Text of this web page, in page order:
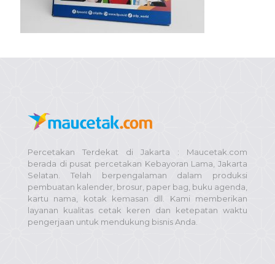
Percetakan Terdekat di Jakarta : Maucetak.com
berada di pusat percetakan Kebayoran Lama, Jakarta
Selatan. Telah berpengalaman dalam produksi
pembuatan kalender, brosur, paper bag, buku agenda,
kartu nama, kotak kemasan dll. Kami memberikan
layanan kualitas cetak keren dan ketepatan waktu
pengerjaan untuk mendukung bisnis Anda.